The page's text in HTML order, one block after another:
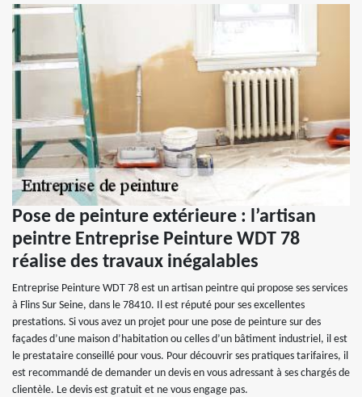
Pose de peinture extérieure : l’artisan
peintre Entreprise Peinture WDT 78
réalise des travaux inégalables
Entreprise Peinture WDT 78 est un artisan peintre qui propose ses services
à Flins Sur Seine, dans le 78410. Il est réputé pour ses excellentes
prestations. Si vous avez un projet pour une pose de peinture sur des
façades d’une maison d’habitation ou celles d’un bâtiment industriel, il est
le prestataire conseillé pour vous. Pour découvrir ses pratiques tarifaires, il
est recommandé de demander un devis en vous adressant à ses chargés de
clientèle. Le devis est gratuit et ne vous engage pas.